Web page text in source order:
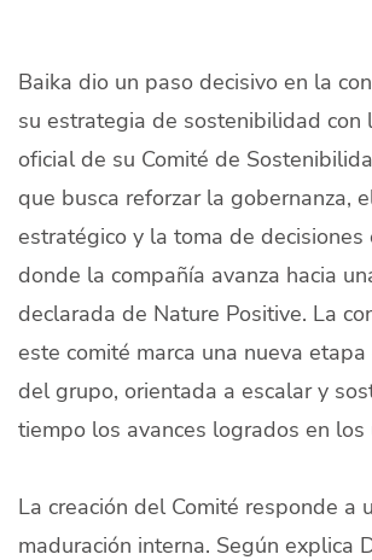
Quiénes Somos
Productores
Mercados
Contacto
Baika dio un paso decisivo en la
su estrategia de sostenibilidad con
oficial de su Comité de
que busca reforzar la gobernanza,
estratégico y la toma de decisiones
donde la compañía avanza hacia
declarada de Nature Positive. La
este comité marca una nueva
del grupo, orientada a escalar y
tiempo los avances logrados en los
La creación del Comité responde a
maduración interna. Según explica